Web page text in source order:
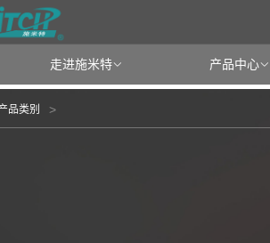
走进施米特 产品中心
品类别